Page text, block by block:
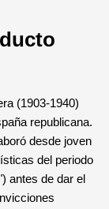
(1903-1940)
republicana.
desde joven
del periodo
antes de dar el